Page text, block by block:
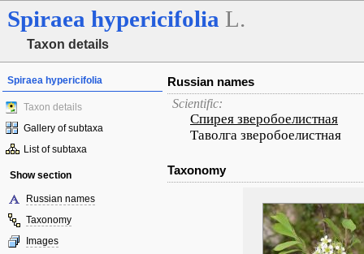
Spiraea hypericifolia L.
Taxon details
Spiraea hypericifolia
Taxon details
Gallery of subtaxa
List of subtaxa
Show section
Russian names
Taxonomy
Images
Russian names
Scientific:
Спирея зверобоелистная
Таволга зверобоелистная
Taxonomy